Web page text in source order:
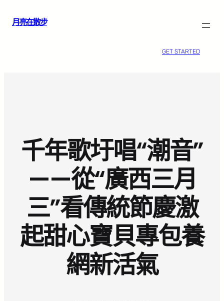
月亮在散步
GET STARTED
千年歌圩唱“潮音”
——從“廣西三月
三”看傳統節慶激
起甜心寶貝專包養
網新活氣